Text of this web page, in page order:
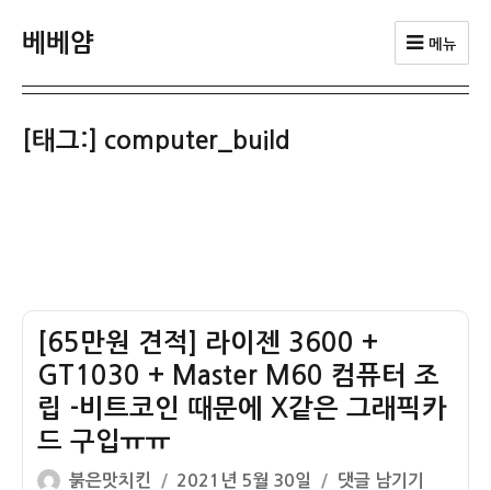
베베얌 메뉴
[태그:] computer_build
[65만원 견적] 라이젠 3600 +
GT1030 + Master M60 컴퓨터 조
립 -비트코인 때문에 X같은 그래픽카
드 구입ㅠㅠ
글
붉은맛치킨
작
2021년 5월 30일
[65
댓글 남기기